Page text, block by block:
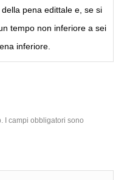
pena edittale e, se si
tempo non inferiore a sei
inferiore.
I campi obbligatori sono